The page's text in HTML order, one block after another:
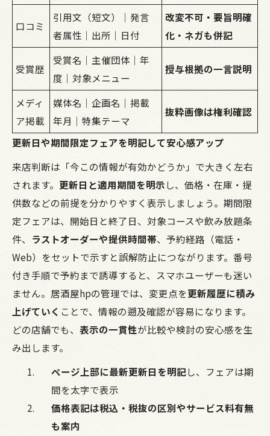
口コミ
引用文（短文）｜発言
者属性｜出所｜日付
改変不可・要旨明確
化・ネガも併記
受賞歴
受賞名｜主催団体｜年
度｜対象メニュー
授与根拠の一言説明
メディ
ア掲載
媒体名｜企画名｜掲載
年月｜特集テーマ
抜粋画像は権利確認
更新日や期間限定フェアを明記して安心感アップ
来店判断は「今この情報が有効かどうか」で大きく左右
されます。 更新日と適用期間を明示し、価格・在庫・提
供数などの前提を分かりやすく表示しましょう。期間限
定フェアは、開始日と終了日、対象コースや飲み放題条
件、 ラストオーダーや提供時間帯、予約経路（電話・
Web）をセットで示すと誤解防止につながります。番号
付き手順で予約まで誘導すると、スマホユーザーも迷い
ません。居酒屋hpの管理では、変更点を更新履歴に積み
上げていく ことで、情報の遡及確認が容易になります。
どの店舗でも、 表示の一貫性が比較や検討の安心感を生
み出します。
ページ上部に最新更新日を明記し、フェアは期
間を太字で表示
価格表記は税込・税抜の区別やサービス料有無
も案内